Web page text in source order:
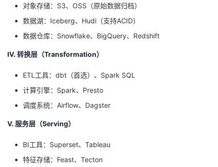
对象存储：S3、OSS（原始数据归档）
数据湖：Iceberg、Hudi（支持ACID）
数据仓库：Snowflake、BigQuery、Redshift
Ⅳ. 转换层（Transformation）
ETL工具：dbt（首选）、Spark SQL
计算引擎：Spark、Presto
调度系统：Airflow、Dagster
Ⅴ. 服务层（Serving）
BI工具：Superset、Tableau
特征存储：Feast、Tecton